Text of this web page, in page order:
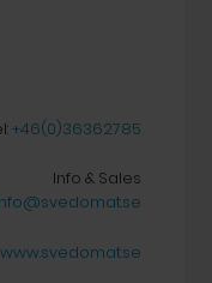
+46(0)36362785
Info & Sales
www.svedomat.se